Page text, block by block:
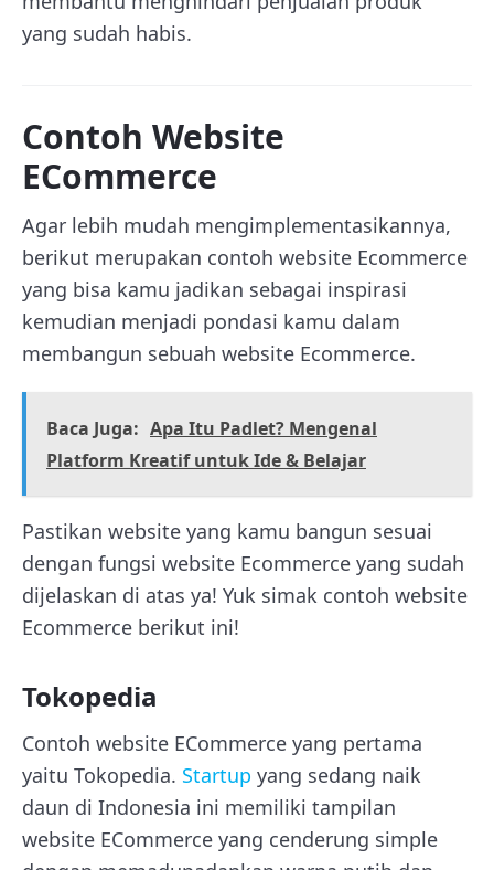
yang sudah habis.
Contoh Website
ECommerce
Agar lebih mudah mengimplementasikannya,
berikut merupakan contoh website Ecommerce
yang bisa kamu jadikan sebagai inspirasi
kemudian menjadi pondasi kamu dalam
membangun sebuah website Ecommerce.
Baca Juga: Apa Itu Padlet? Mengenal
Platform Kreatif untuk Ide & Belajar
Pastikan website yang kamu bangun sesuai
dengan fungsi website Ecommerce yang sudah
dijelaskan di atas ya! Yuk simak contoh website
Ecommerce berikut ini!
Tokopedia
Contoh website ECommerce yang pertama
yaitu Tokopedia. Startup yang sedang naik
daun di Indonesia ini memiliki tampilan
website ECommerce yang cenderung simple